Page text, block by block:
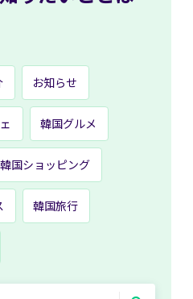
お知らせ
韓国グルメ
韓国ショッピング
韓国旅行